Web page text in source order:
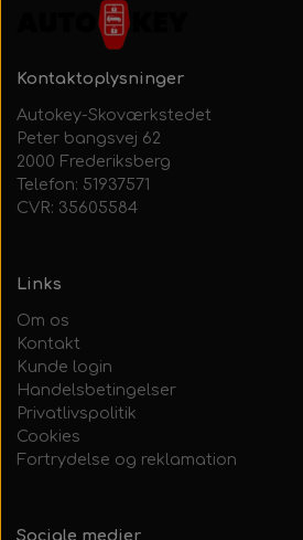
Kontaktoplysninger
Autokey-Skoværkstedet
Peter bangsvej 62
2000 Frederiksberg
Telefon: 51937571
CVR: 35605584
Links
Om os
Kontakt
Kunde login
Handelsbetingelser
Privatlivspolitik
Cookies
Fortrydelse og reklamation
Sociale medier